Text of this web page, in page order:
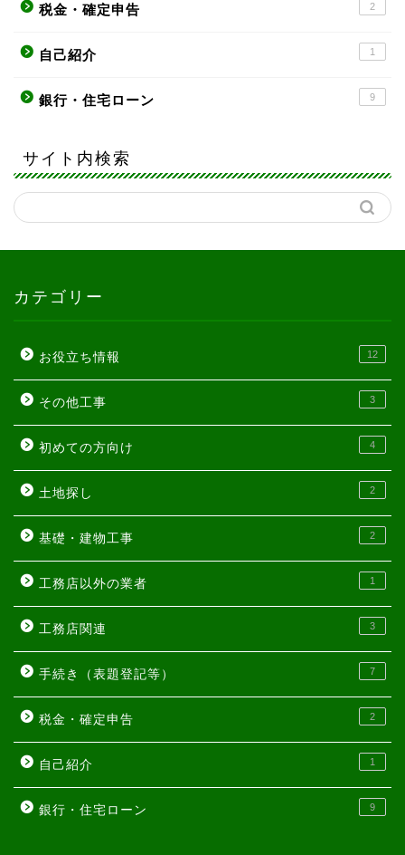
税金・確定申告 2
自己紹介 1
銀行・住宅ローン 9
サイト内検索
カテゴリー
お役立ち情報 12
その他工事 3
初めての方向け 4
土地探し 2
基礎・建物工事 2
工務店以外の業者 1
工務店関連 3
手続き（表題登記等） 7
税金・確定申告 2
自己紹介 1
銀行・住宅ローン 9